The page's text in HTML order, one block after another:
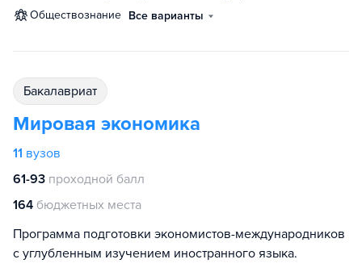
обществознание Все варианты
бакалавриат
Мировая экономика
11 вузов
61-93 проходной балл
164 бюджетных места
Программа подготовки экономистов-международников
с углубленным изучением иностранного языка.